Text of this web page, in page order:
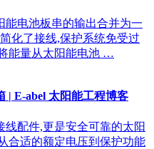
能电池板串的输出合并为一
化了接线,保护系统免受过
能量从太阳能电池 …
| E-abel 太阳能工程博客
配件,更是安全可靠的太阳
合适的额定电压到保护功能